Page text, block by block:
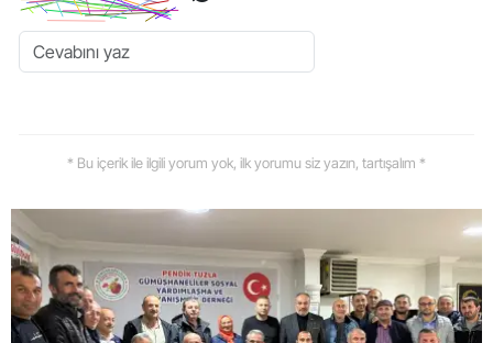
* Bu içerik ile ilgili yorum yok, ilk yorumu siz yazın, tartışalım *